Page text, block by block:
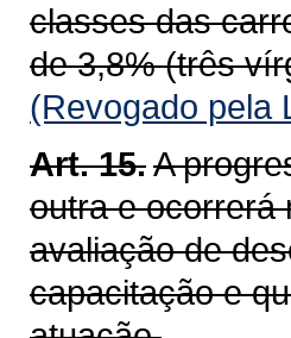
classes das
de 3,8% (três
(Revogado pela
Art. 15.A
outra e ocorrerá
avaliação de
capacitação e